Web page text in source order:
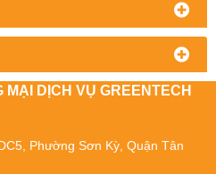
DỊCH VỤ GREENTECH
Phường Sơn Kỳ, Quận Tân